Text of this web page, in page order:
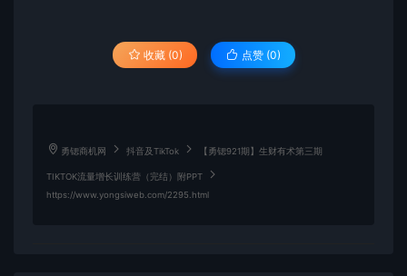
收藏 (0) 点赞 (0)
勇锶商机网 抖音及TikTok 【勇锶921期】生财有术第三期
TIKTOK流量增长训练营（完结）附PPT
https://www.yongsiweb.com/2295.html